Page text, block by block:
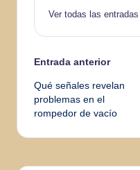
Ver todas las entradas
Navegación
de
entradas
Entrada anterior
Qué señales revelan
problemas en el
rompedor de vacío